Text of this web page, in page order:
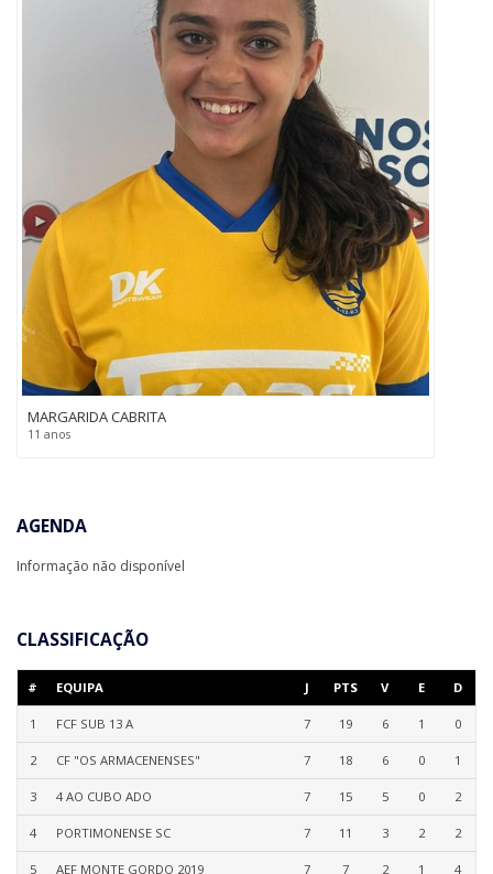
MARGARIDA CABRITA
11 anos
AGENDA
Informação não disponível
CLASSIFICAÇÃO
# EQUIPA J PTS V E D
1 FCF SUB 13 A 7 19 6 1 0
2 CF "OS ARMACENENSES" 7 18 6 0 1
3 4 AO CUBO ADO 7 15 5 0 2
4 PORTIMONENSE SC 7 11 3 2 2
5 AEF MONTE GORDO 2019 7 7 2 1 4